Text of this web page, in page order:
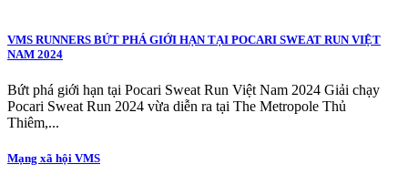
VMS RUNNERS BỨT PHÁ GIỚI HẠN TẠI POCARI SWEAT RUN VIỆT
NAM 2024
Bứt phá giới hạn tại Pocari Sweat Run Việt Nam 2024 Giải chạy
Pocari Sweat Run 2024 vừa diễn ra tại The Metropole Thủ
Thiêm,...
Mạng xã hội VMS